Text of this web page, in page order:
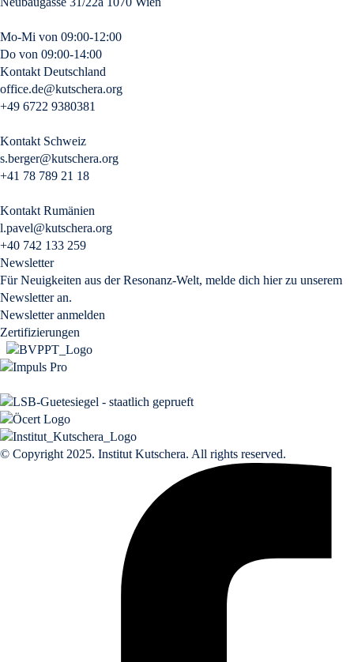
Mo-Mi von 09:00-12:00
Do von 09:00-14:00
Kontakt Deutschland
office.de@kutschera.org
+49 6722 9380381
Kontakt Schweiz
s.berger@kutschera.org
+41 78 789 21 18
Kontakt Rumänien
l.pavel@kutschera.org
+40 742 133 259
Newsletter
Für Neuigkeiten aus der Resonanz-Welt, melde dich hier zu unserem
Newsletter an.
Newsletter anmelden
Zertifizierungen
© Copyright 2025. Institut Kutschera. All rights reserved.